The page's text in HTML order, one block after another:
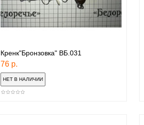
Кренк"Бронзовка" ВБ.031
76 р.